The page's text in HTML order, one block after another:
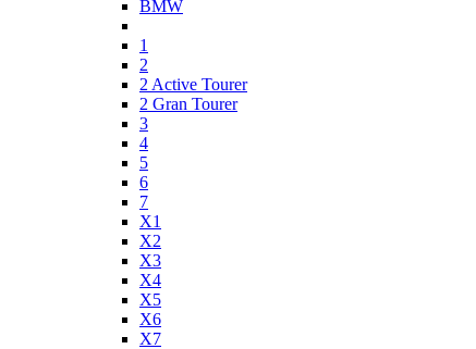
BMW
1
2
2 Active Tourer
2 Gran Tourer
3
4
5
6
7
X1
X2
X3
X4
X5
X6
X7